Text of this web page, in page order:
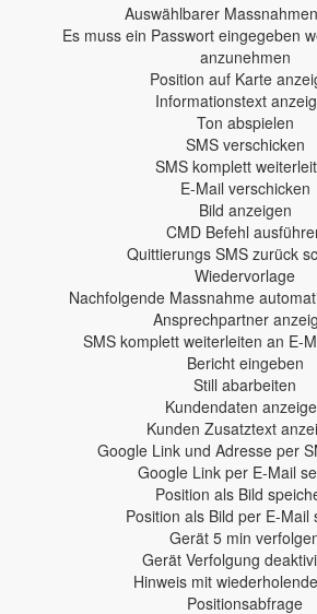
Auswählbarer
Es muss ein Passwort eingegeben
anzunehmen
Position auf Karte
Informationstext
Ton abspielen
SMS verschicken
SMS komplett
E-Mail verschicken
Bild anzeigen
CMD Befehl
Quittierungs SMS zurück
Wiedervorlage
Nachfolgende Massnahme
Ansprechpartner
SMS komplett weiterleiten an E-
Bericht eingeben
Still abarbeiten
Kundendaten
Kunden Zusatztext
Google Link und Adresse per
Google Link per E-Mail
Position als Bild
Position als Bild per E-Mail
Gerät 5 min
Gerät Verfolgung
Hinweis mit
Positionsabfrage